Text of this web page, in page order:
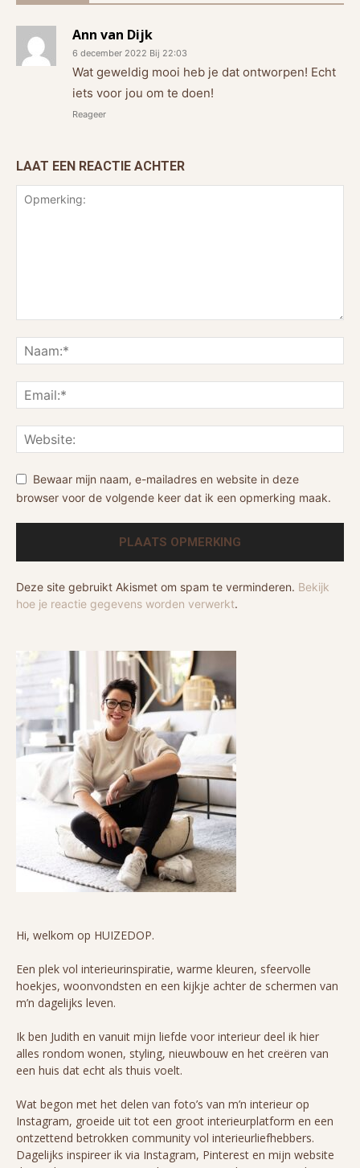
Ann van Dijk
6 december 2022 Bij 22:03
Wat geweldig mooi heb je dat ontworpen! Echt
iets voor jou om te doen!
Reageer
LAAT EEN REACTIE ACHTER
Bewaar mijn naam, e-mailadres en website in deze
browser voor de volgende keer dat ik een opmerking maak.
Deze site gebruikt Akismet om spam te verminderen. Bekijk
hoe je reactie gegevens worden verwerkt.
Hi, welkom op HUIZEDOP.
Een plek vol interieurinspiratie, warme kleuren, sfeervolle
hoekjes, woonvondsten en een kijkje achter de schermen van
m’n dagelijks leven.
Ik ben Judith en vanuit mijn liefde voor interieur deel ik hier
alles rondom wonen, styling, nieuwbouw en het creëren van
een huis dat echt als thuis voelt.
Wat begon met het delen van foto’s van m’n interieur op
Instagram, groeide uit tot een groot interieurplatform en een
ontzettend betrokken community vol interieurliefhebbers.
Dagelijks inspireer ik via Instagram, Pinterest en mijn website